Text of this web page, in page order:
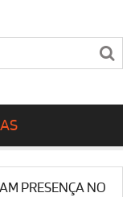
PRESENÇA NO